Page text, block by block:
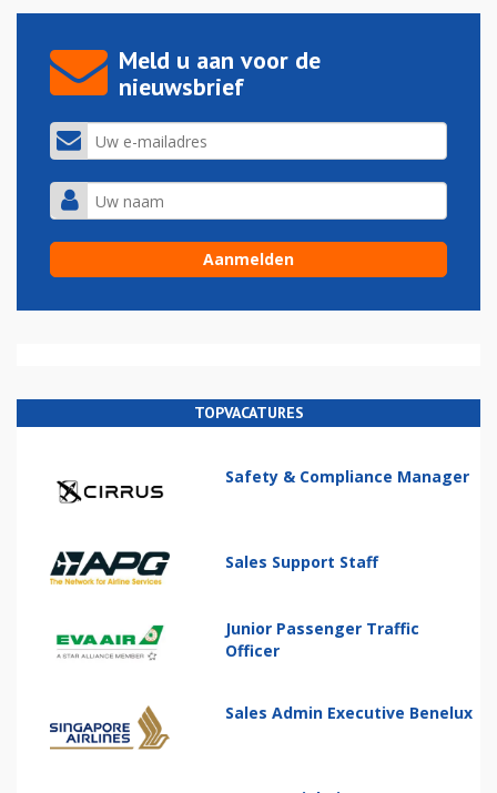
Meld u aan voor de
nieuwsbrief
TOPVACATURES
Safety & Compliance Manager
Sales Support Staff
Junior Passenger Traffic
Officer
Sales Admin Executive Benelux